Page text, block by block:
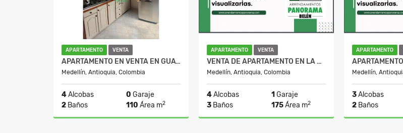
APARTAMENTO VENTA
APARTAMENTO EN VENTA EN GUAYABAL
Medellín, Antioquia, Colombia
4Alcobas 0 Garaje
2 Baños 110 Área m2
APARTAMENTO VENTA
VENTA DE APARTAMENTO EN LA MOTA
Medellín, Antioquia, Colombia
4Alcobas 1 Garaje
3 Baños 175Área m2
APARTAMENTO
Medellín,
3Alcobas
2 Baños